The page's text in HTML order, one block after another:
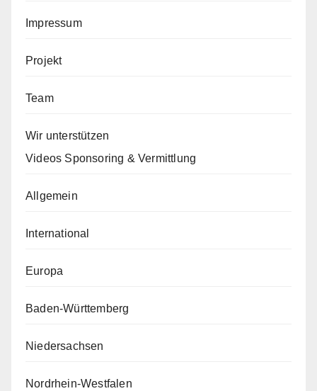
Impressum
Projekt
Team
Wir unterstützen
Videos Sponsoring & Vermittlung
Allgemein
International
Europa
Baden-Württemberg
Niedersachsen
Nordrhein-Westfalen